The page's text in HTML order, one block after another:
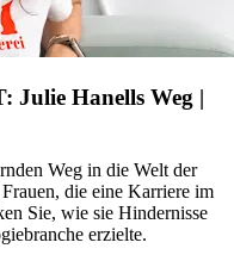
Julie Hanells Weg |
Weg in die Welt der
die eine Karriere im
Sie, wie sie Hindernisse
erzielte.